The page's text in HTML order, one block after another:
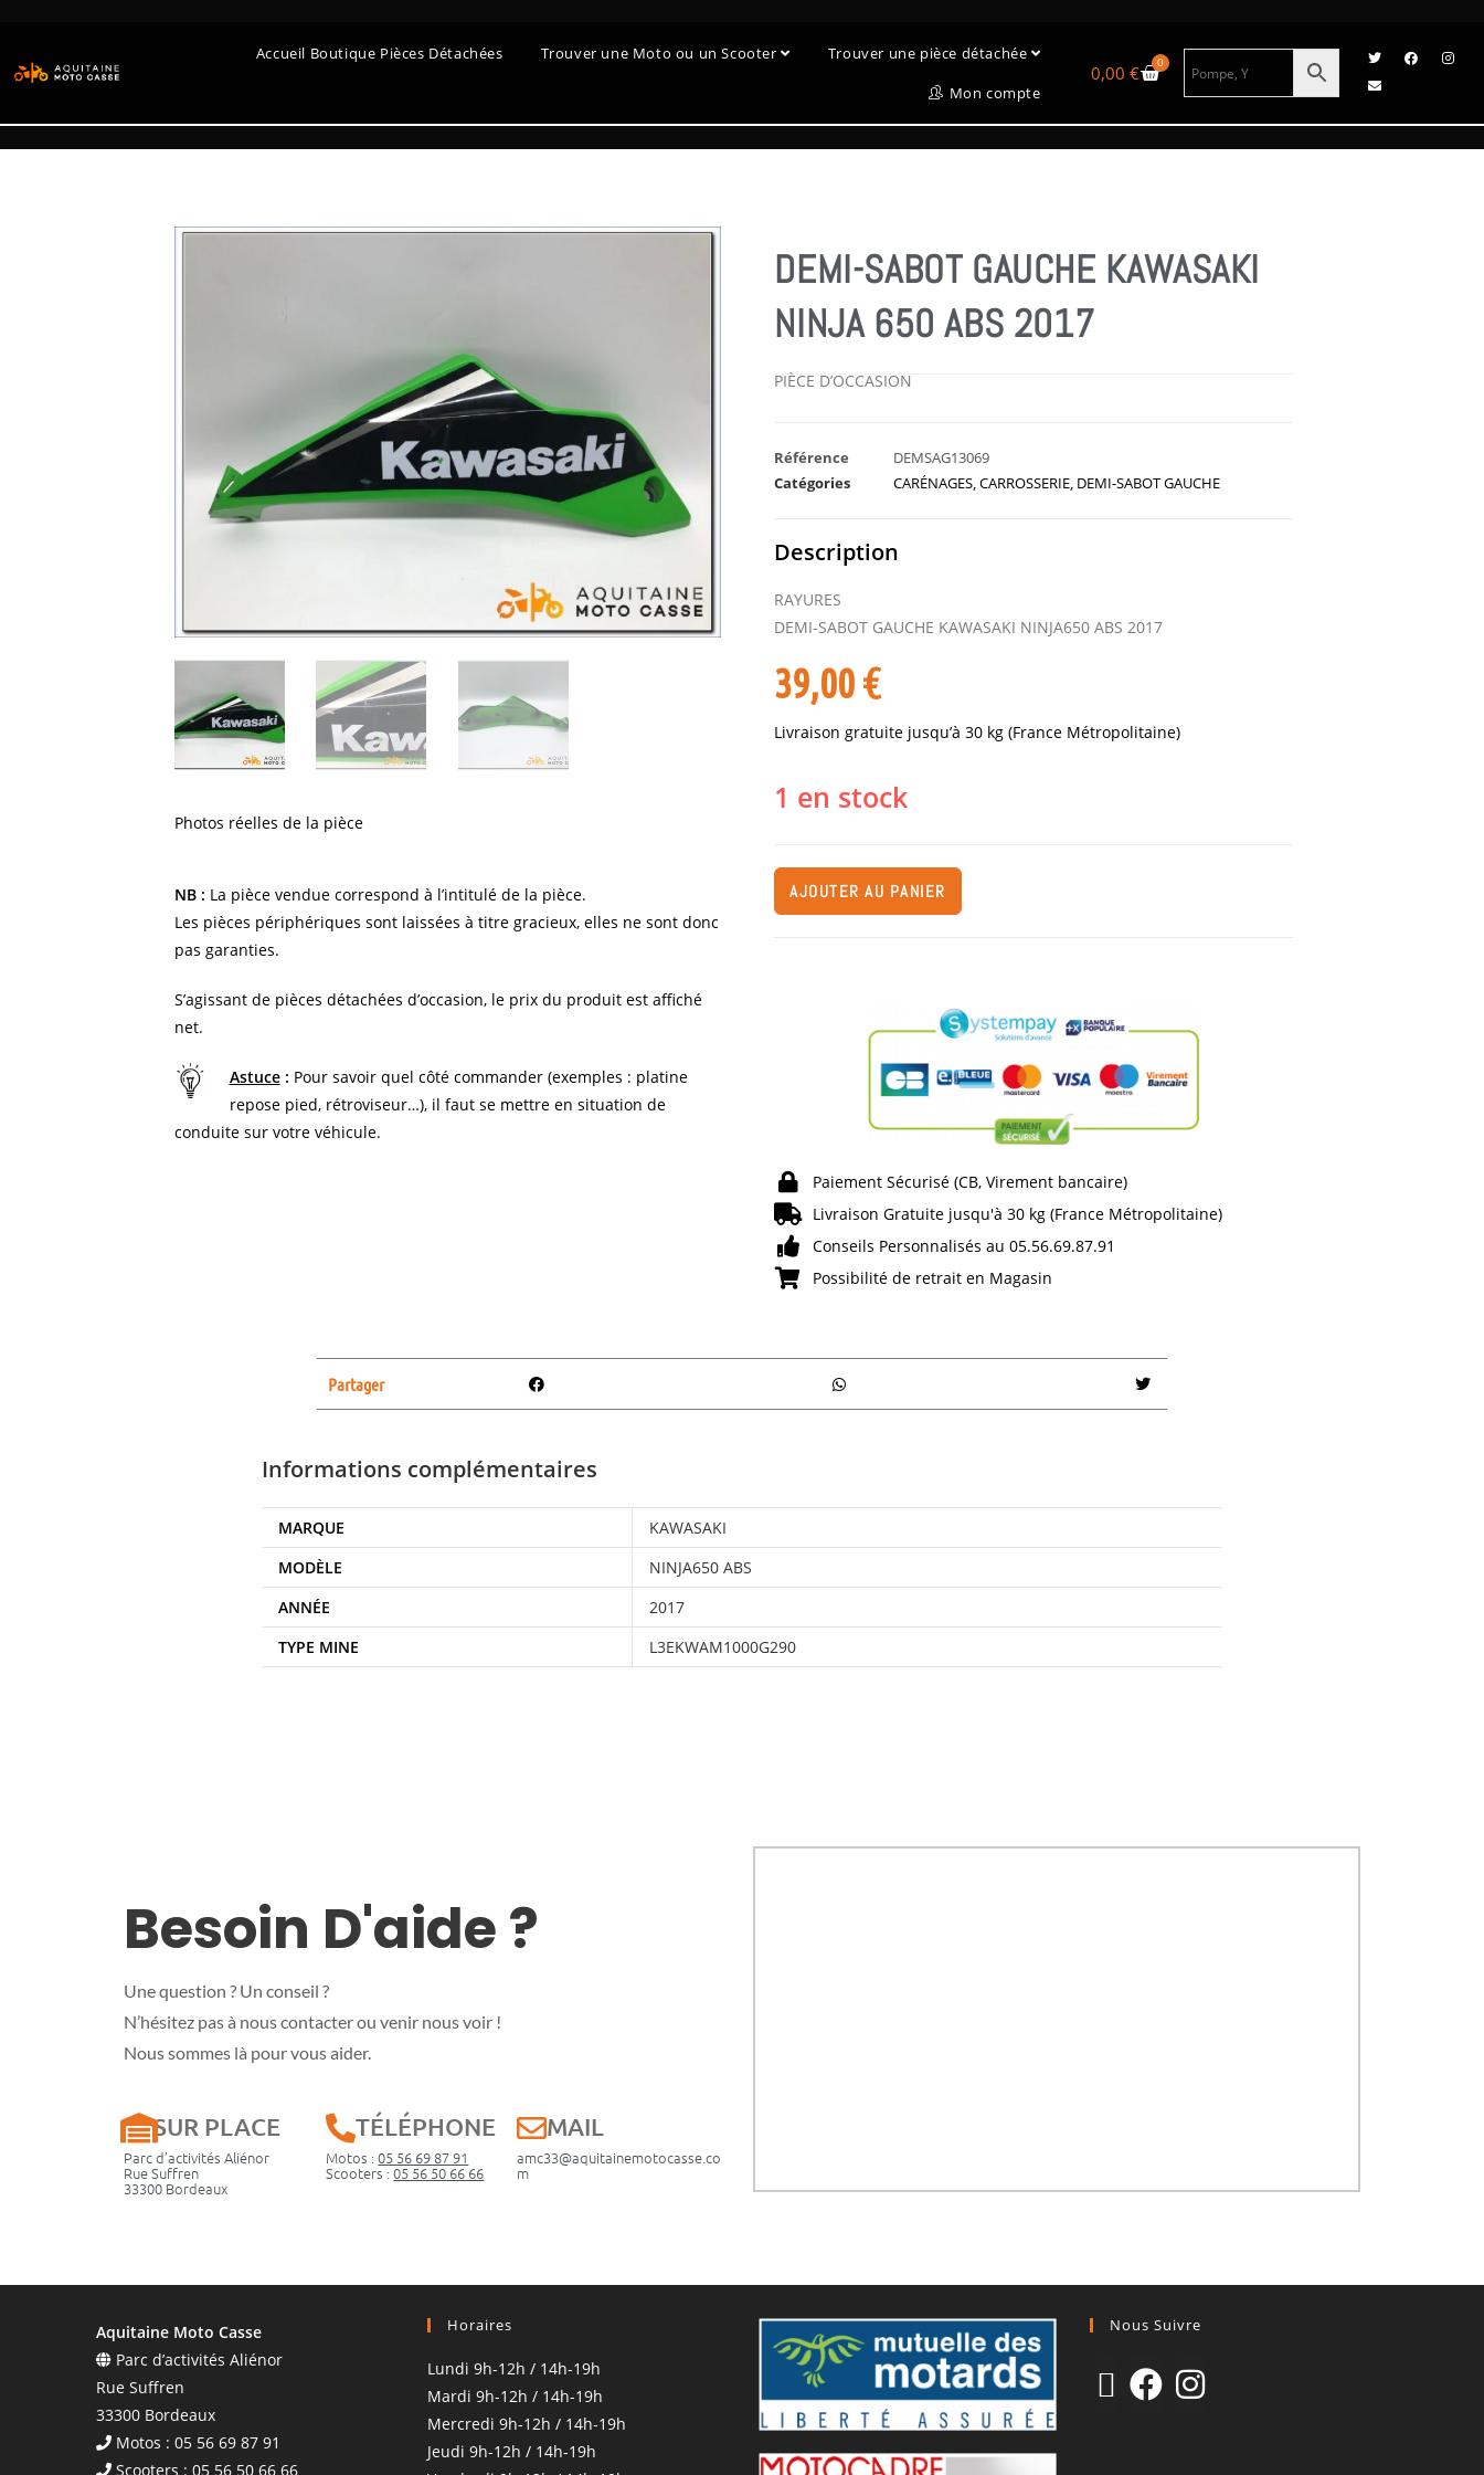
Accueil Boutique Pièces Détachées Trouver une Moto ou un Scooter
Trouver une pièce détachée
Mon compte
0,00 € 0
Photos réelles de la pièce
NB : La pièce vendue correspond à l’intitulé de la pièce.
Les pièces périphériques sont laissées à titre gracieux, elles ne sont donc
pas garanties.
S’agissant de pièces détachées d’occasion, le prix du produit est affiché
net.
Astuce: Pour savoir quel côté commander (exemples : platine
repose pied, rétroviseur…), il faut se mettre en situation de
conduite sur votre véhicule.
DEMI-SABOT GAUCHE KAWASAKI
NINJA 650 ABS 2017
PIÈCE D’OCCASION
Référence
DEMSAG13069
Catégories
CARÉNAGES,CARROSSERIE, DEMI-SABOT GAUCHE
Description
RAYURES
DEMI-SABOT GAUCHE KAWASAKI NINJA650 ABS 2017
39,00€
Livraison gratuite jusqu’à 30 kg (France Métropolitaine)
1 en stock
AJOUTER AU PANIER
Paiement Sécurisé (CB, Virement bancaire)
Livraison Gratuite jusqu'à 30 kg (France Métropolitaine)
Conseils Personnalisés au 05.56.69.87.91
Possibilité de retrait en Magasin
Partager
Informations complémentaires
MARQUE
KAWASAKI
MODÈLE
NINJA650 ABS
ANNÉE
2017
TYPE MINE
L3EKWAM1000G290
Besoin D'aide ?
Une question ? Un conseil ?
N’hésitez pas à nous contacter ou venir nous voir !
Nous sommes là pour vous aider.
SUR PLACE
Parc d’activités Aliénor
Rue Suffren
33300 Bordeaux
TÉLÉPHONE
Motos :05 56 69 87 91
Scooters :05 56 50 66 66
MAIL
amc33@aquitainemotocasse.co
m
Aquitaine Moto Casse
Parc d’activités Aliénor
Rue Suffren
33300 Bordeaux
Motos : 05 56 69 87 91
Scooters : 05 56 50 66 66
Horaires
Lundi 9h-12h / 14h-19h
Mardi 9h-12h / 14h-19h
Mercredi 9h-12h / 14h-19h
Jeudi 9h-12h / 14h-19h
Nous Suivre